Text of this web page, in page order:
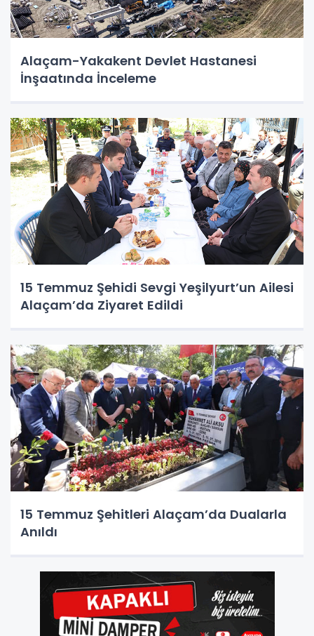
Alaçam-Yakakent Devlet Hastanesi
İnşaatında İnceleme
15 Temmuz Şehidi Sevgi Yeşilyurt’un Ailesi
Alaçam’da Ziyaret Edildi
15 Temmuz Şehitleri Alaçam’da Dualarla
Anıldı